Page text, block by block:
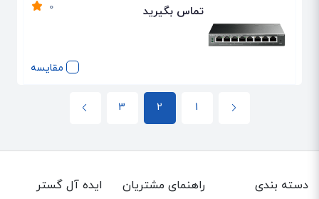
مقایسه
0 تماس بگیرید
1
2
3
دسته بندی
راهنمای مشتریان ایده آل گستر